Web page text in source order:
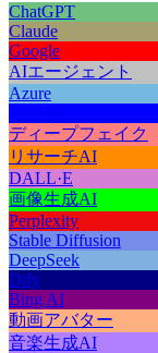
ChatGPT
Claude
Google
AIエージェント
Azure
ディープフェイク
リサーチAI
DALL·E
画像生成AI
Perplexity
Stable Diffusion
DeepSeek
Dify
Bing AI
動画アバター
音楽生成AI